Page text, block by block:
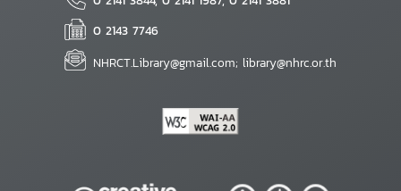
0 2143 7746
NHRCT.Library@gmail.com; library@nhrc.or.th